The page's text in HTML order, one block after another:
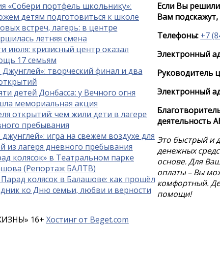
«Собери портфель школьнику»:
детям подготовиться к школе
встреч, лагерь: в центре
летняя смена
июля: кризисный центр оказал
17 семьям
Джунглей»: творческий финал и два
детей Донбасса: у Вечного огня
мемориальная акция
открытий: чем жили дети в лагере
пребывания
джунглей»: игра на свежем воздухе для
из лагеря дневного пребывания
колясок» в Театральном парке
(Репортаж БАЛТВ)
колясок в Балашове: как прошёл
ко Дню семьи, любви и верности
Если Вы
Вам
Телефоны: +7
Электронный
Руководитель
Электронный
деятельность
Это быстрый и
денежных
основе. Для
оплаты – Вы
комфортный.
помощи!
16+ Хостинг от Beget.com